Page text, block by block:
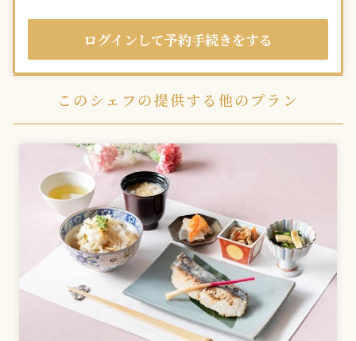
ログインして予約手続きをする
このシェフの提供する他のプラン